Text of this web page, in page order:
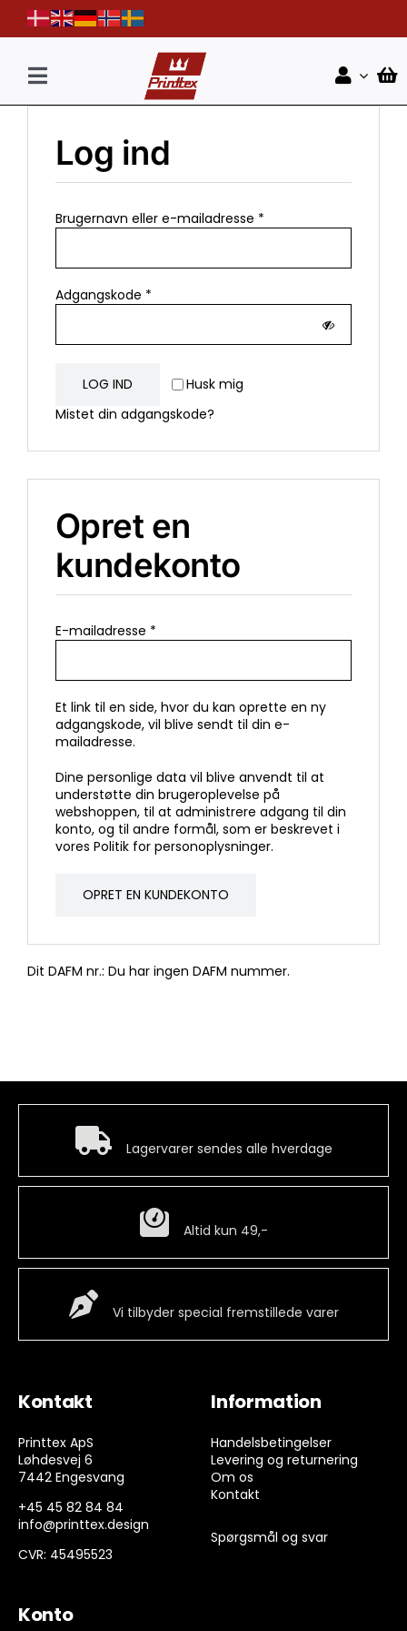
content
Toggle
Nyheder
Log ind
Brugernavn eller e-mailadresse *Påkrævet
Adgangskode *Påkrævet
Husk mig
LOG IND
Mistet din adgangskode?
Opret en
kundekonto
E-mailadresse *Påkrævet
Et link til en side, hvor du kan oprette en ny
adgangskode, vil blive sendt til din e-
mailadresse.
Dine personlige data vil blive anvendt til at
understøtte din brugeroplevelse på
webshoppen, til at administrere adgang til din
konto, og til andre formål, som er beskrevet i
vores Politik for personoplysninger.
OPRET EN KUNDEKONTO
Dit DAFM nr.: Du har ingen DAFM nummer.
Lagervarer sendes alle hverdage
Altid kun 49,-
Vi tilbyder special fremstillede varer
Kontakt
Printtex ApS
Løhdesvej 6
7442 Engesvang
+45 45 82 84 84
info@printtex.design
CVR: 45495523
Information
Handelsbetingelser
Levering og returnering
Om os
Kontakt
Spørgsmål og svar
Konto